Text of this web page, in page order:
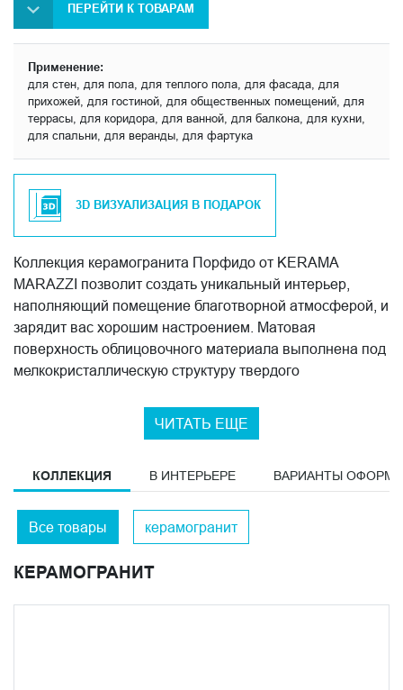
ПЕРЕЙТИ К ТОВАРАМ
Применение:
для стен, для пола, для теплого пола, для фасада, для
прихожей, для гостиной, для общественных помещений, для
террасы, для коридора, для ванной, для балкона, для кухни,
для спальни, для веранды, для фартука
3D ВИЗУАЛИЗАЦИЯ В ПОДАРОК
Коллекция керамогранита Порфидо от KERAMA
MARAZZI позволит создать уникальный интерьер,
наполняющий помещение благотворной атмосферой, и
зарядит вас хорошим настроением. Матовая
поверхность облицовочного материала выполнена под
мелкокристаллическую структуру твердого
шлифованного камня передается с помощью легкого
серого, светло-серого, коричневого и бежевого. Все
оригинальные комбинации, которые подчеркивают
стиль помещения. Коллекция Порфидо подойдет не
только для жилого дома, ее можно использовать для
ЧИТАТЬ ЕЩЕ
КОЛЛЕКЦИЯ В ИНТЕРЬЕРЕ ВАРИАНТЫ
Все товары керамогранит
КЕРАМОГРАНИТ